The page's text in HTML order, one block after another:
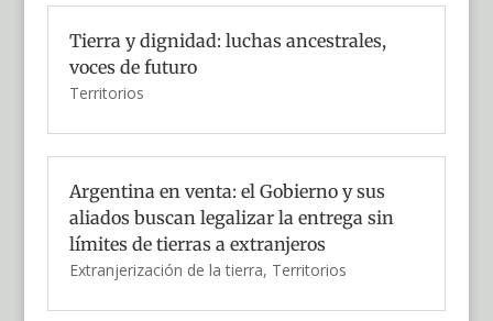
Tierra y dignidad: luchas ancestrales,
voces de futuro
Territorios
Argentina en venta: el Gobierno y sus
aliados buscan legalizar la entrega sin
límites de tierras a extranjeros
Extranjerización de la tierra, Territorios